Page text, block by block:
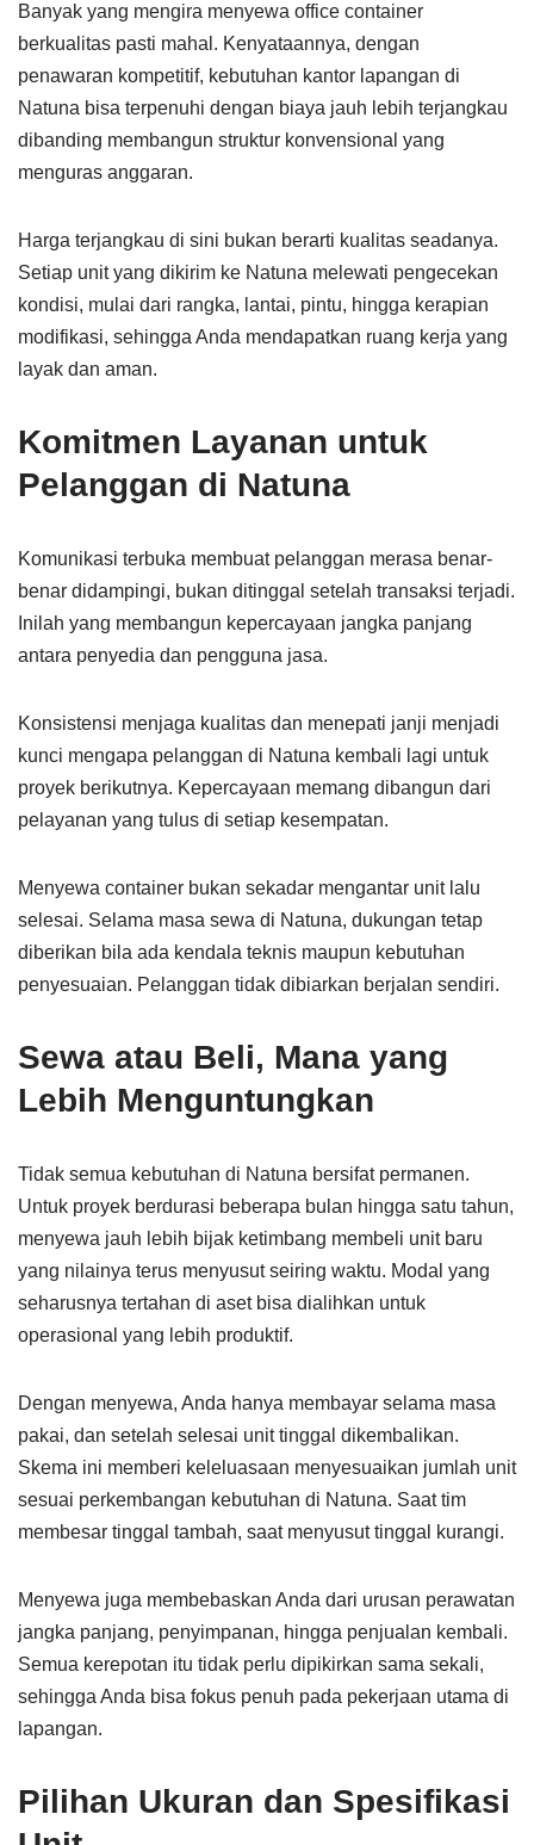
Banyak yang mengira menyewa office container
berkualitas pasti mahal. Kenyataannya, dengan
penawaran kompetitif, kebutuhan kantor lapangan di
Natuna bisa terpenuhi dengan biaya jauh lebih terjangkau
dibanding membangun struktur konvensional yang
menguras anggaran.
Harga terjangkau di sini bukan berarti kualitas seadanya.
Setiap unit yang dikirim ke Natuna melewati pengecekan
kondisi, mulai dari rangka, lantai, pintu, hingga kerapian
modifikasi, sehingga Anda mendapatkan ruang kerja yang
layak dan aman.
Komitmen Layanan untuk
Pelanggan di Natuna
Komunikasi terbuka membuat pelanggan merasa benar-
benar didampingi, bukan ditinggal setelah transaksi terjadi.
Inilah yang membangun kepercayaan jangka panjang
antara penyedia dan pengguna jasa.
Konsistensi menjaga kualitas dan menepati janji menjadi
kunci mengapa pelanggan di Natuna kembali lagi untuk
proyek berikutnya. Kepercayaan memang dibangun dari
pelayanan yang tulus di setiap kesempatan.
Menyewa container bukan sekadar mengantar unit lalu
selesai. Selama masa sewa di Natuna, dukungan tetap
diberikan bila ada kendala teknis maupun kebutuhan
penyesuaian. Pelanggan tidak dibiarkan berjalan sendiri.
Sewa atau Beli, Mana yang
Lebih Menguntungkan
Tidak semua kebutuhan di Natuna bersifat permanen.
Untuk proyek berdurasi beberapa bulan hingga satu tahun,
menyewa jauh lebih bijak ketimbang membeli unit baru
yang nilainya terus menyusut seiring waktu. Modal yang
seharusnya tertahan di aset bisa dialihkan untuk
operasional yang lebih produktif.
Dengan menyewa, Anda hanya membayar selama masa
pakai, dan setelah selesai unit tinggal dikembalikan.
Skema ini memberi keleluasaan menyesuaikan jumlah unit
sesuai perkembangan kebutuhan di Natuna. Saat tim
membesar tinggal tambah, saat menyusut tinggal kurangi.
Menyewa juga membebaskan Anda dari urusan perawatan
jangka panjang, penyimpanan, hingga penjualan kembali.
Semua kerepotan itu tidak perlu dipikirkan sama sekali,
sehingga Anda bisa fokus penuh pada pekerjaan utama di
lapangan.
Pilihan Ukuran dan Spesifikasi